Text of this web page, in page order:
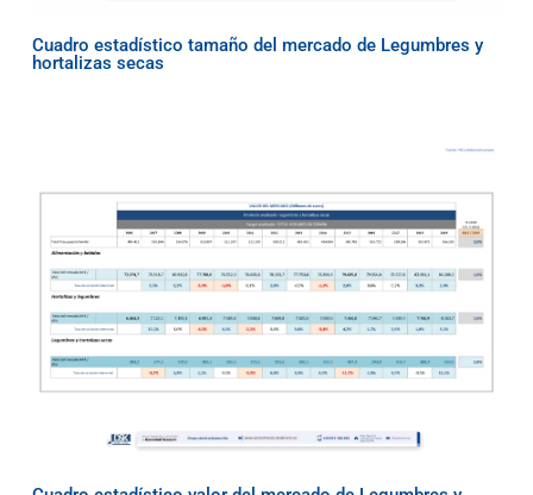
Cuadro estadístico tamaño del mercado de Legumbres y
hortalizas secas